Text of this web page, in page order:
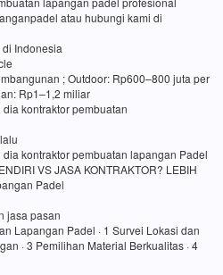
atau hubungi kami di
Indonesia
; Outdoor: Rp600–800 juta per
Rp1–1,2 miliar
kontraktor pembuatan
kontraktor pembuatan lapangan Padel
VS JASA KONTRAKTOR? LEBIH
Padel
jasa pasan
Lapangan Padel · 1 Survei Lokasi dan
· 3 Pemilihan Material Berkualitas · 4